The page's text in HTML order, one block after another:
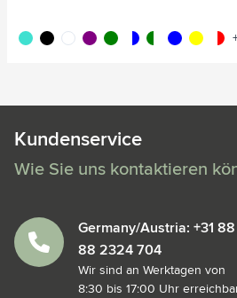
turquoise
noir blancpourpre
vert translucide/bleu
translucide/vert
bleu jaune
Kundenservice
Wie Sie uns kontaktieren
Germany/Austria: +31
88 2324 704
Wir sind an Werktagen von
8:30 bis 17:00 Uhr